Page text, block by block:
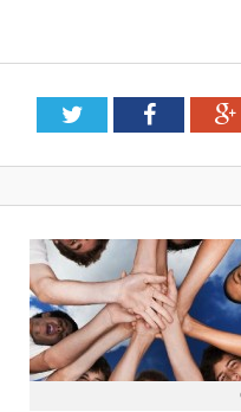
Twitter